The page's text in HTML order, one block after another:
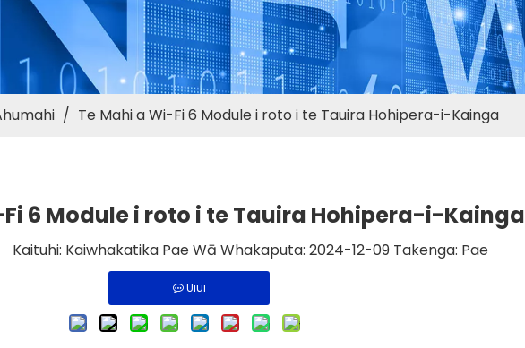
/ Te Mahi a Wi-Fi 6 Module i roto i te Tauira Hohipera-i-Kainga
6 Module i roto i te Tauira Hohipera-i-Kainga
Kaituhi: Kaiwhakatika Pae Wā Whakaputa: 2024-12-09 Takenga: Pae
Uiui